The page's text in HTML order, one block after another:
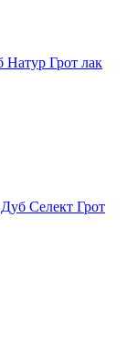
Натур Грот лак
Селект Грот